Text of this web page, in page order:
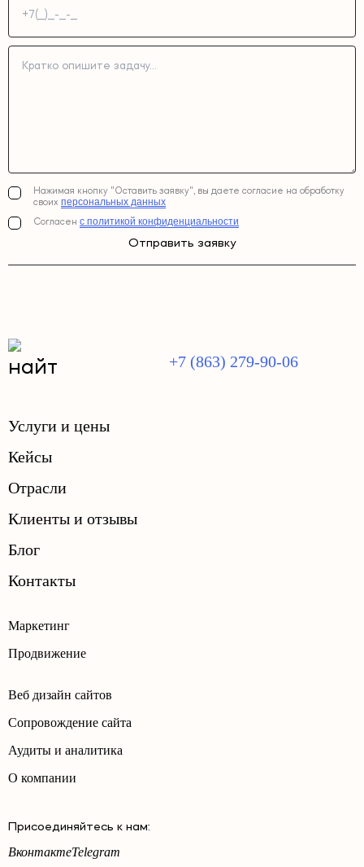
Нажимая кнопку "Оставить заявку", вы даете согласие на обработку
своих персональных данных
Согласен с политикой конфиденциальности
Отправить заявку
+7 (863) 279-90-06
Маркетинг
Продвижение
Веб дизайн сайтов
Сопровождение сайта
Аудиты и аналитика
О компании
Присоединяйтесь к нам:
ВконтактеTelegram
Услуги и цены
Кейсы
Отрасли
Клиенты и отзывы
Блог
Контакты